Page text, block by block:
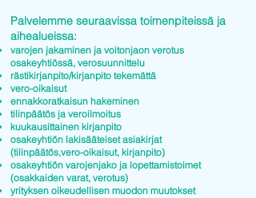
Palvelemme seuraavissa toimenpiteissä ja
aihealueissa:
varojen jakaminen ja voitonjaon verotus
osakeyhtiössä, verosuunnittelu
rästikirjanpito/kirjanpito tekemättä
vero-oikaisut
ennakkoratkaisun hakeminen
tilinpäätös ja veroilmoitus
kuukausittainen kirjanpito
osakeyhtiön lakisääteiset asiakirjat
(tilinpäätös,vero-oikaisut, kirjanpito)
osakeyhtiön varojenjako ja lopettamistoimet
(osakkaiden varat, verotus)
yrityksen oikeudellisen muodon muutokset